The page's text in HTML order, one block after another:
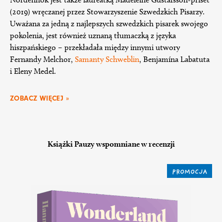
(2019) wręczanej przez Stowarzyszenie Szwedzkich Pisarzy.
Uważana za jedną z najlepszych szwedzkich pisarek swojego
pokolenia, jest również uznaną tłumaczką z języka
hiszpańskiego – przekładała między innymi utwory
Fernandy Melchor, Samanty Schweblin, Benjamína Labatuta
i Eleny Medel.
ZOBACZ WIĘCEJ »
Książki Pauzy wspomniane w recenzji
PROMOCJA